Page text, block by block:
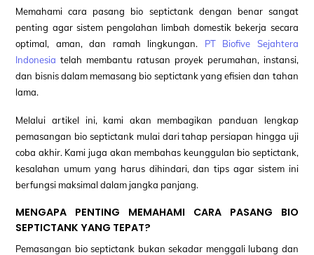
Memahami cara pasang bio septictank dengan benar sangat
penting agar sistem pengolahan limbah domestik bekerja secara
optimal, aman, dan ramah lingkungan. PT Biofive Sejahtera
Indonesia telah membantu ratusan proyek perumahan, instansi,
dan bisnis dalam memasang bio septictank yang efisien dan tahan
lama.
Melalui artikel ini, kami akan membagikan panduan lengkap
pemasangan bio septictank mulai dari tahap persiapan hingga uji
coba akhir. Kami juga akan membahas keunggulan bio septictank,
kesalahan umum yang harus dihindari, dan tips agar sistem ini
berfungsi maksimal dalam jangka panjang.
MENGAPA PENTING MEMAHAMI CARA PASANG BIO
SEPTICTANK YANG TEPAT?
Pemasangan bio septictank bukan sekadar menggali lubang dan